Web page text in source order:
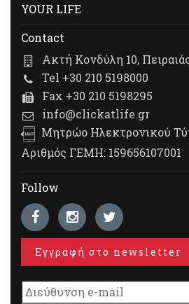
YOUR LIFE
Contact
Ακτή Κονδύλη 10,
Tel +30 210 5198000
Fax +30 210 5198295
info@clickatlife.gr
Μητρώο Ηλεκτρονικού
Αριθμός ΓΕΜΗ: 159656107001
Follow
Εγγραφή στο newsletter